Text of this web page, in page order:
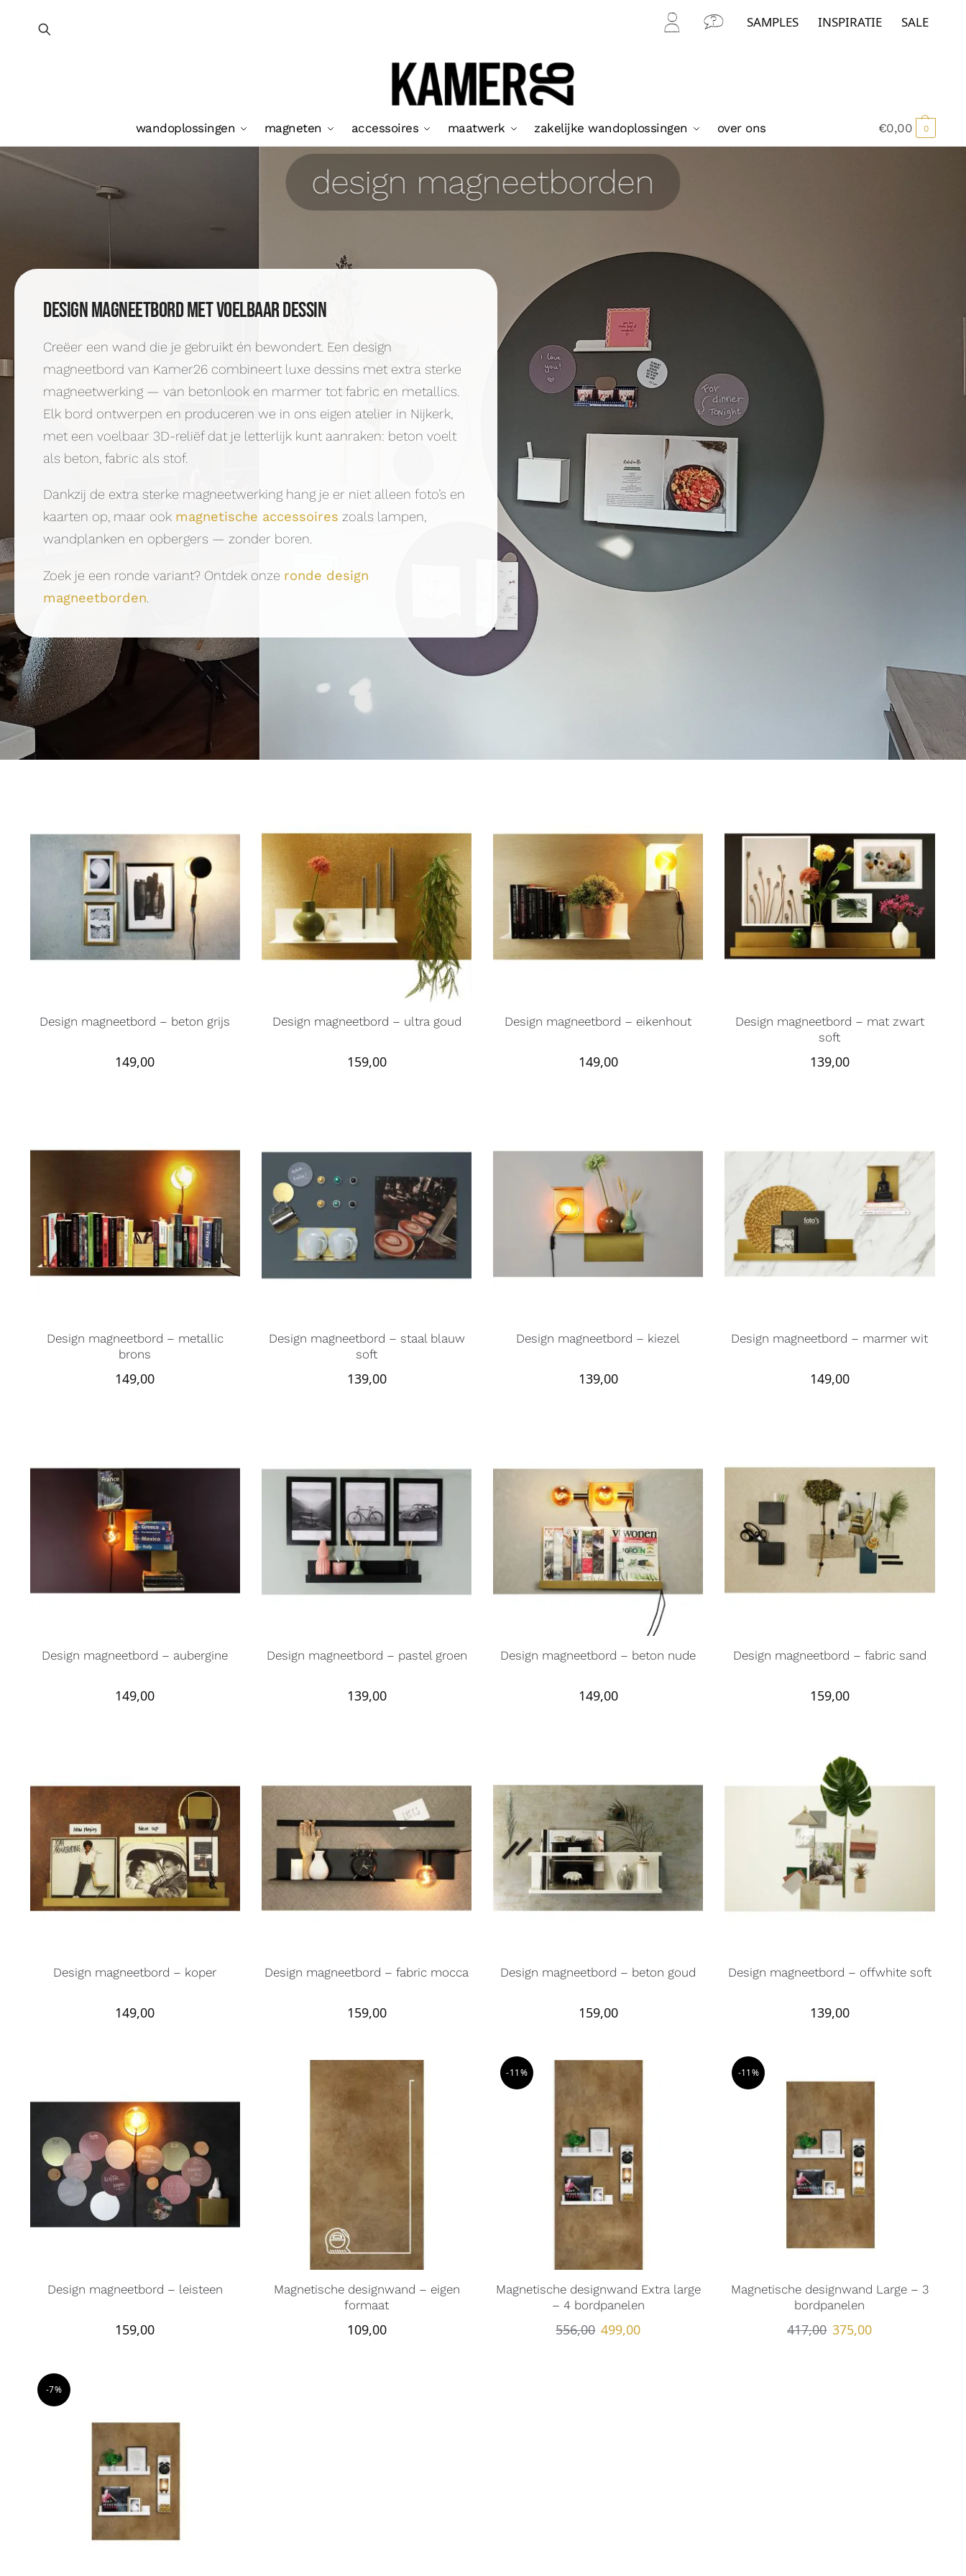
Mijn
Con
SAMPLES INSPIRATIE SALE
wandoplossingen magneten accessoires maatwerk zakelijke wandoplossingen over ons €0,00 0
design magneetborden
Design magneetbord met voelbaar dessin
Creëer een wand die je gebruikt én bewondert. Een design
magneetbord van Kamer26 combineert luxe dessins met extra sterke
magneetwerking — van betonlook en marmer tot fabric en metallics.
Elk bord ontwerpen en produceren we in ons eigen atelier in Nijkerk,
met een voelbaar 3D-reliëf dat je letterlijk kunt aanraken: beton voelt
als beton, fabric als stof.
Dankzij de extra sterke magneetwerking hang je er niet alleen foto’s en
kaarten op, maar ook magnetische accessoires zoals lampen,
wandplanken en opbergers — zonder boren.
Zoek je een ronde variant? Ontdek onze ronde design
magneetborden
Design magneetbord – beton grijs
149,00
Design magneetbord – ultra goud
159,00
Design magneetbord – eikenhout
149,00
Design magneetbord – mat zwart
soft
139,00
Design magneetbord – metallic
brons
149,00
Design magneetbord – staal blauw
soft
139,00
Design magneetbord – kiezel
139,00
Design magneetbord – marmer wit
149,00
Design magneetbord – aubergine
149,00
Design magneetbord – pastel groen
139,00
Design magneetbord – beton nude
149,00
Design magneetbord – fabric sand
159,00
Design magneetbord – koper
149,00
Design magneetbord – fabric mocca
159,00
Design magneetbord – beton goud
159,00
Design magneetbord – offwhite soft
139,00
Design magneetbord – leisteen
159,00
Magnetische designwand – eigen
formaat
109,00
-11%
Magnetische designwand Extra large
– 4 bordpanelen
556,00 499,00
-11%
Magnetische designwand Large – 3
bordpanelen
417,00 375,00
-7%